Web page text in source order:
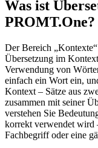
Was ist
PROMT.One?
Der Bereich
Übersetzung im
Verwendung von
einfach ein Wort ein,
Kontext – Sätze aus
zusammen mit seiner
verstehen Sie
korrekt verwendet wird
Fachbegriff oder eine